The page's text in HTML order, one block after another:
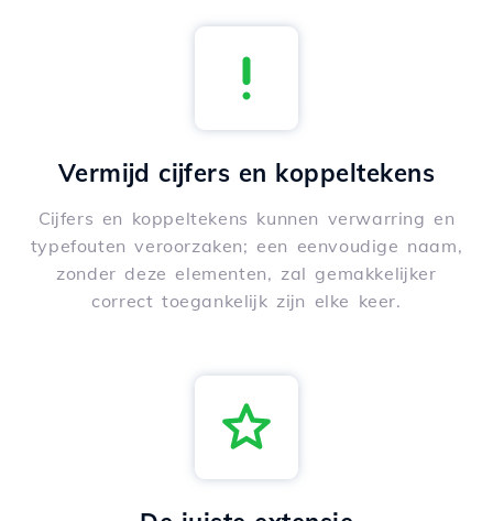
Vermijd cijfers en koppeltekens
Cijfers en koppeltekens kunnen verwarring en
typefouten veroorzaken; een eenvoudige naam,
zonder deze elementen, zal gemakkelijker
correct toegankelijk zijn elke keer.